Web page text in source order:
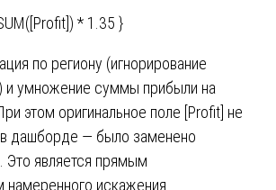
* 1.35 }
по региону (игнорирование
и умножение суммы прибыли на
этом оригинальное поле [Profit] не
в дашборде — было заменено
Это является прямым
намеренного искажения.